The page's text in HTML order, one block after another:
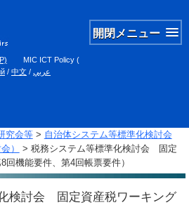
開閉メニュー
MIC ICT Policy (
/ 中文 / عربي
究会等> 自治体システム等標準化検討会
）
> 税務システム等標準化検討会 固定
機能要件、第4回帳票要件）
検討会 固定資産税ワーキング